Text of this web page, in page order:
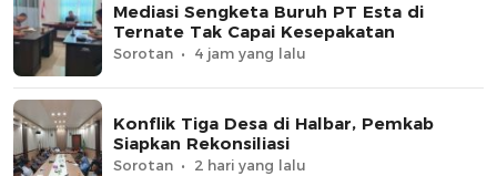
Mediasi Sengketa Buruh PT Esta di
Ternate Tak Capai Kesepakatan
Sorotan 4 jam yang lalu
Konflik Tiga Desa di Halbar, Pemkab
Siapkan Rekonsiliasi
Sorotan 2 hari yang lalu